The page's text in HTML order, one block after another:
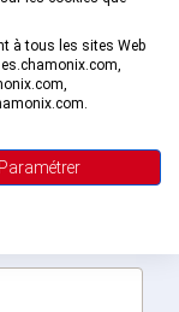
et vos droits.
de la vallée en
destination Vallée
à tous les sites Web
Paramétrer